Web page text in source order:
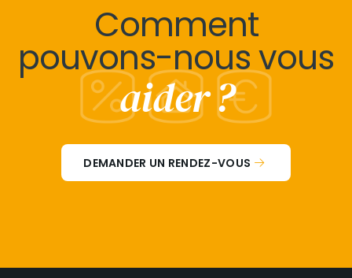
Comment
pouvons-nous vous
aider ?
DEMANDER UN RENDEZ-VOUS